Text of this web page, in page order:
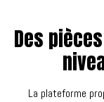
Des
La plateforme